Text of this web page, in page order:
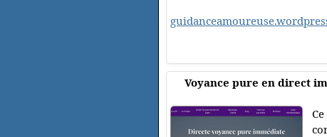
Voyance pure en direct